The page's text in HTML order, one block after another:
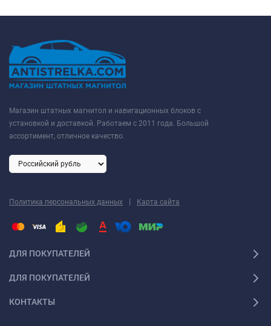
Магазин штатных магнитол и навигационных блоков с
установкой и доставкой. Работаем с 2011 года. Большой
ассортимент, отличное качество.
Политика персональных данных | Карта сайта
ДЛЯ ПОКУПАТЕЛЕЙ
ДЛЯ ПОКУПАТЕЛЕЙ
КОНТАКТЫ